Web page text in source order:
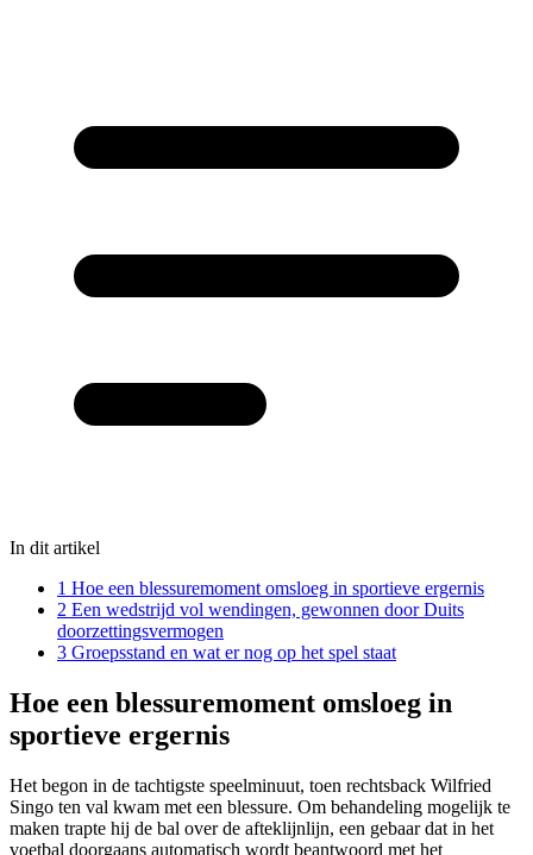
In dit artikel
1 Hoe een blessuremoment omsloeg in sportieve ergernis
2 Een wedstrijd vol wendingen, gewonnen door Duits
doorzettingsvermogen
3 Groepsstand en wat er nog op het spel staat
Hoe een blessuremoment omsloeg in
sportieve ergernis
Het begon in de tachtigste speelminuut, toen rechtsback Wilfried
Singo ten val kwam met een blessure. Om behandeling mogelijk te
maken trapte hij de bal over de afteklijnlijn, een gebaar dat in het
voetbal doorgaans automatisch wordt beantwoord met het